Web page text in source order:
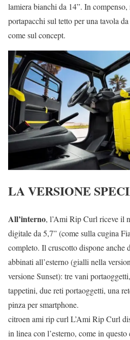
lamiera bianchi da 14”. In
portapacchi sul tetto per una tavola
come sul concept.
LA VERSIONE
All’interno, l’Ami Rip Curl riceve il
digitale da 5,7” (come sulla cugina
completo. Il cruscotto dispone anche
abbinati all’esterno (gialli nella
versione Sunset): tre vani
tappetini, due reti portaoggetti, una
pinza per smartphone.
citroen ami rip curl L’Ami Rip Curl
in linea con l’esterno, come in